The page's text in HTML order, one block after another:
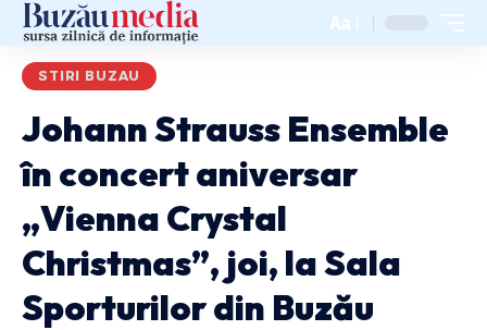
Aa
STIRI BUZAU
Johann Strauss Ensemble
în concert aniversar
„Vienna Crystal
Christmas”, joi, la Sala
Sporturilor din Buzău